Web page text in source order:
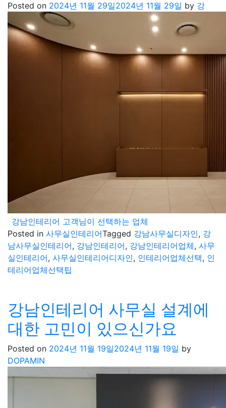
Posted on 2024년 11월 29일2024년 11월 29일 by 강
강남인테리어 고객님이 선택하는 업체
Posted in 사무실인테리어Tagged 강남사무실디자인, 강
남사무실인테리어, 강남인테리어, 강남인테리어업체, 사무
실인테리어, 사무실인테리어디자인, 인테리어업체선택, 인
테리어업체선택팁
강남인테리어 사무실 설계에
대한 고민이 있으신가요
Posted on 2024년 11월 19일2024년 11월 19일 by
DOPAMIN